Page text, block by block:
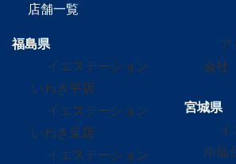
店舗一覧
福島県
イエステーション
いわき平店
イエステーション
いわき泉店
イエステーション
会社
宮城県
南仙